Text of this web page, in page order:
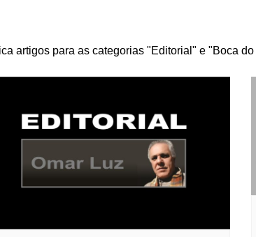
artigos para as categorias "Editorial" e "Boca